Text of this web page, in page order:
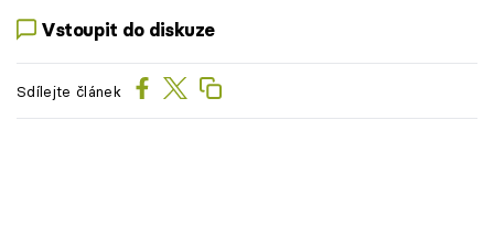
Vstoupit do diskuze
Sdílejte článek